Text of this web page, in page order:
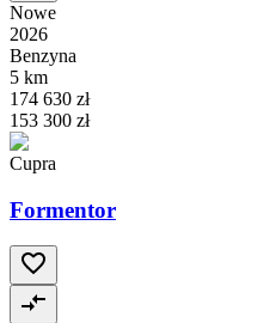
Nowe
2026
Benzyna
5 km
174 630 zł
153 300 zł
Cupra
Formentor